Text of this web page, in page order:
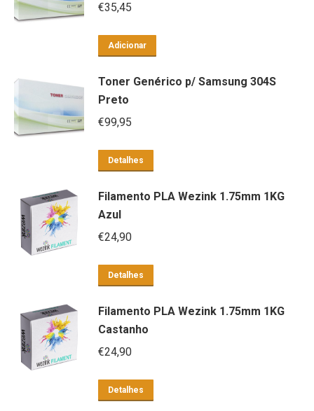
€35,45
Adicionar
Toner Genérico p/ Samsung 304S
Preto
€99,95
Detalhes
Filamento PLA Wezink 1.75mm 1KG
Azul
€24,90
Detalhes
Filamento PLA Wezink 1.75mm 1KG
Castanho
€24,90
Detalhes